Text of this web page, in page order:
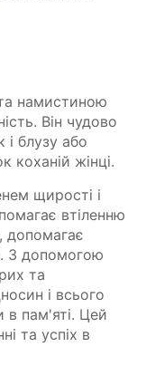
намистиною
Він чудово
блузу або
коханій жінці.
щирості і
втіленню
допомагає
З допомогою
та
і всього
в пам'яті. Цей
та успіх в